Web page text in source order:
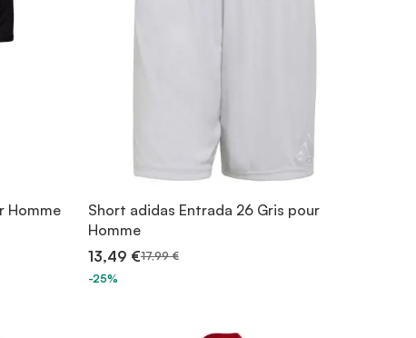
Homme
Short adidas Entrada 26 Gris pour
Homme
13,49 €17,99 €
-25%